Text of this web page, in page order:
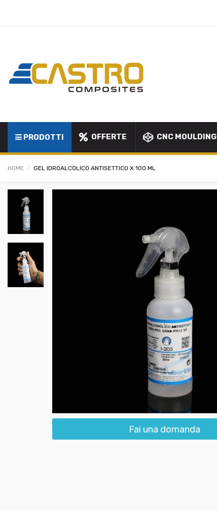
PRODOTTI OFFERTE CNC MOULDING
HOME GEL IDROALCOLICO ANTISETTICO X 100 ML
Fai una domanda